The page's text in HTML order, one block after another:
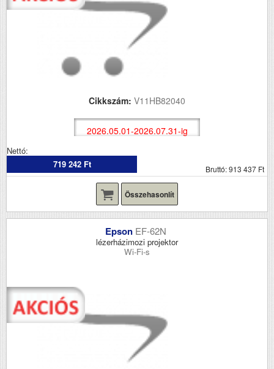
Cikkszám: V11HB82040
2026.05.01-2026.07.31-ig
Nettó:
719 242 Ft
Bruttó: 913 437 Ft
Összehasonlít
Epson EF-62N
lézerházimozi projektor
Wi-Fi-s